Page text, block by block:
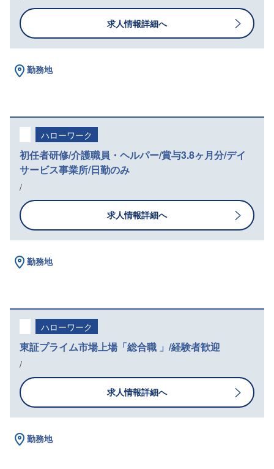
求人情報詳細へ
勤務地
ハローワーク
初任者研修/介護職員・ヘルパー/賞与3.8ヶ月分/デイ
サービス事業所/日勤のみ
/
求人情報詳細へ
勤務地
ハローワーク
東証プライム市場上場「総合職 」/経験者歓迎
/
求人情報詳細へ
勤務地